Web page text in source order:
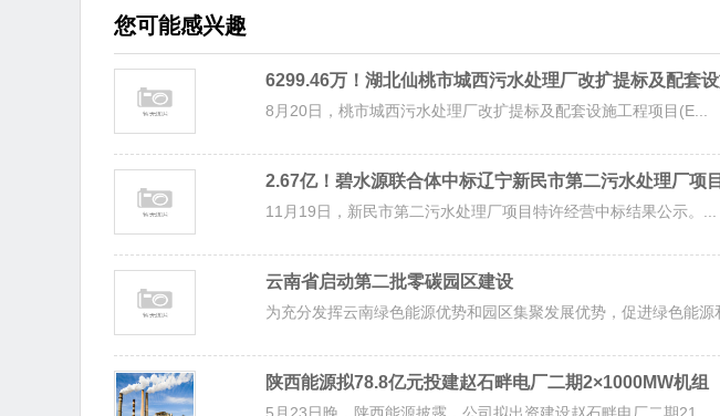
您可能感兴趣
6299.46万！湖北仙桃市城西污水处理厂改扩提标及配套
8月20日，桃市城西污水处理厂改扩提标及配套设施工程项目(E...
2.67亿！碧水源联合体中标辽宁新民市第二污水处理厂项
11月19日，新民市第二污水处理厂项目特许经营中标结果公示。...
云南省启动第二批零碳园区建设
为充分发挥云南绿色能源优势和园区集聚发展优势，促进绿色能源
陕西能源拟78.8亿元投建赵石畔电厂二期2×1000MW机组